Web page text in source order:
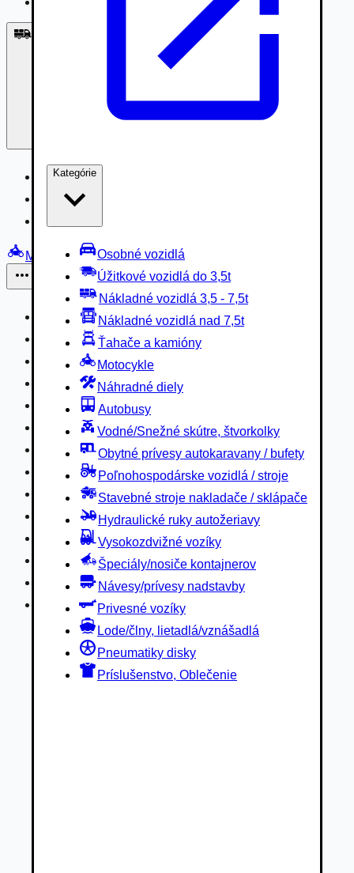
Kategórie
Osobné vozidlá
Úžitkové vozidlá do 3,5t
Nákladné vozidlá 3,5 - 7,5t
Nákladné vozidlá nad 7,5t
Ťahače a kamióny
Motocykle
Náhradné diely
Autobusy
Vodné/Snežné skútre, štvorkolky
Obytné prívesy autokaravany / bufety
Poľnohospodárske vozidlá / stroje
Stavebné stroje nakladače / sklápače
Hydraulické ruky autožeriavy
Vysokozdvižné vozíky
Špeciály/nosiče kontajnerov
Návesy/prívesy nadstavby
Privesné vozíky
Lode/člny, lietadlá/vznášadlá
Pneumatiky disky
Príslušenstvo, Oblečenie
Nákladné vozidlá 3,5 - 7,5t
Nákladné vozidlá nad 7,5t
Motocykle
Náhradné diely
Autobusy
Vodné/Snežné skútre, štvorkolky
Obytné prívesy autokaravany / bufety
Poľnohospodárske vozidlá / stroje
Stavebné stroje nakladače / sklápače
Hydraulické ruky autožeriavy
Vysokozdvižné vozíky
Špeciály/nosiče kontajnerov
Návesy/prívesy nadstavby
Privesné vozíky
Lode/člny, lietadlá/vznášadlá
Pneumatiky disky
Príslušenstvo, Oblečenie